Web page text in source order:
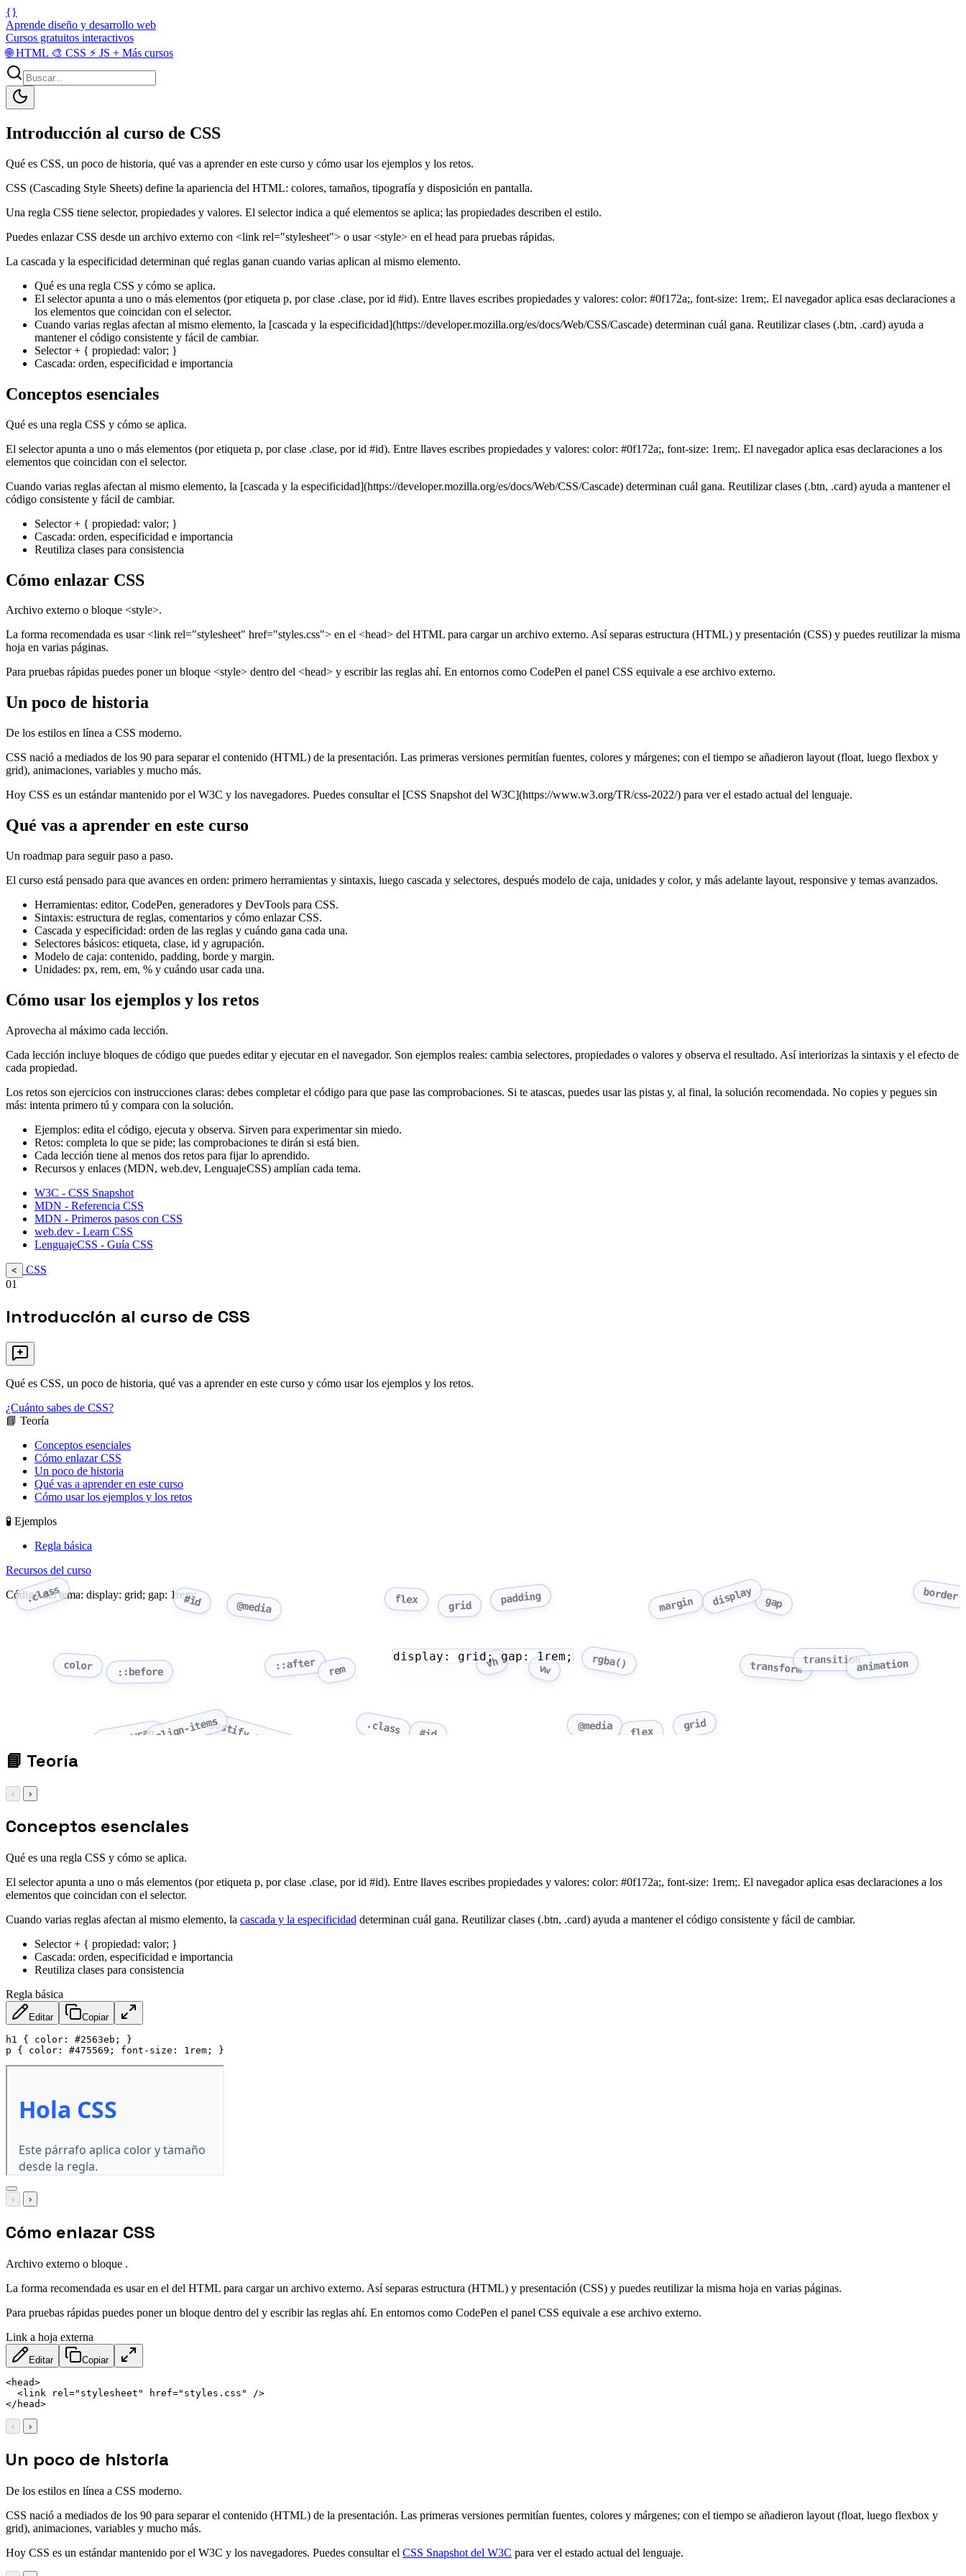
{}
Aprende diseño y desarrollo web
Cursos gratuitos interactivos
🌐HTML 🎨 CSS ⚡ JS + Más cursos
Introducción al curso de CSS
Qué es CSS, un poco de historia, qué vas a aprender en este curso y cómo usar los ejemplos y los retos.
CSS (Cascading Style Sheets) define la apariencia del HTML: colores, tamaños, tipografía y disposición en pantalla.
Una regla CSS tiene selector, propiedades y valores. El selector indica a qué elementos se aplica; las propiedades describen el estilo.
Puedes enlazar CSS desde un archivo externo con <link rel="stylesheet"> o usar <style> en el head para pruebas rápidas.
La cascada y la especificidad determinan qué reglas ganan cuando varias aplican al mismo elemento.
Qué es una regla CSS y cómo se aplica.
El selector apunta a uno o más elementos (por etiqueta p, por clase .clase, por id #id). Entre llaves escribes propiedades y valores: color: #0f172a;, font-size: 1rem;. El navegador aplica esas declaraciones a
los elementos que coincidan con el selector.
Cuando varias reglas afectan al mismo elemento, la [cascada y la especificidad](https://developer.mozilla.org/es/docs/Web/CSS/Cascade) determinan cuál gana. Reutilizar clases (.btn, .card) ayuda a
mantener el código consistente y fácil de cambiar.
Selector + { propiedad: valor; }
Cascada: orden, especificidad e importancia
Conceptos esenciales
Qué es una regla CSS y cómo se aplica.
El selector apunta a uno o más elementos (por etiqueta p, por clase .clase, por id #id). Entre llaves escribes propiedades y valores: color: #0f172a;, font-size: 1rem;. El navegador aplica esas declaraciones a los
elementos que coincidan con el selector.
Cuando varias reglas afectan al mismo elemento, la [cascada y la especificidad](https://developer.mozilla.org/es/docs/Web/CSS/Cascade) determinan cuál gana. Reutilizar clases (.btn, .card) ayuda a mantener el
código consistente y fácil de cambiar.
Selector + { propiedad: valor; }
Cascada: orden, especificidad e importancia
Reutiliza clases para consistencia
Cómo enlazar CSS
Archivo externo o bloque <style>.
La forma recomendada es usar <link rel="stylesheet" href="styles.css"> en el <head> del HTML para cargar un archivo externo. Así separas estructura (HTML) y presentación (CSS) y puedes reutilizar la misma
hoja en varias páginas.
Para pruebas rápidas puedes poner un bloque <style> dentro del <head> y escribir las reglas ahí. En entornos como CodePen el panel CSS equivale a ese archivo externo.
Un poco de historia
De los estilos en línea a CSS moderno.
CSS nació a mediados de los 90 para separar el contenido (HTML) de la presentación. Las primeras versiones permitían fuentes, colores y márgenes; con el tiempo se añadieron layout (float, luego flexbox y
grid), animaciones, variables y mucho más.
Hoy CSS es un estándar mantenido por el W3C y los navegadores. Puedes consultar el [CSS Snapshot del W3C](https://www.w3.org/TR/css-2022/) para ver el estado actual del lenguaje.
Qué vas a aprender en este curso
Un roadmap para seguir paso a paso.
El curso está pensado para que avances en orden: primero herramientas y sintaxis, luego cascada y selectores, después modelo de caja, unidades y color, y más adelante layout, responsive y temas avanzados.
Herramientas: editor, CodePen, generadores y DevTools para CSS.
Sintaxis: estructura de reglas, comentarios y cómo enlazar CSS.
Cascada y especificidad: orden de las reglas y cuándo gana cada una.
Selectores básicos: etiqueta, clase, id y agrupación.
Modelo de caja: contenido, padding, borde y margin.
Unidades: px, rem, em, % y cuándo usar cada una.
Cómo usar los ejemplos y los retos
Aprovecha al máximo cada lección.
Cada lección incluye bloques de código que puedes editar y ejecutar en el navegador. Son ejemplos reales: cambia selectores, propiedades o valores y observa el resultado. Así interiorizas la sintaxis y el efecto de
cada propiedad.
Los retos son ejercicios con instrucciones claras: debes completar el código para que pase las comprobaciones. Si te atascas, puedes usar las pistas y, al final, la solución recomendada. No copies y pegues sin
más: intenta primero tú y compara con la solución.
Ejemplos: edita el código, ejecuta y observa. Sirven para experimentar sin miedo.
Retos: completa lo que se pide; las comprobaciones te dirán si está bien.
Cada lección tiene al menos dos retos para fijar lo aprendido.
Recursos y enlaces (MDN, web.dev, LenguajeCSS) amplían cada tema.
W3C - CSS Snapshot
MDN - Referencia CSS
MDN - Primeros pasos con CSS
web.dev - Learn CSS
LenguajeCSS - Guía CSS
<
CSS
01
Introducción al curso de CSS
Qué es CSS, un poco de historia, qué vas a aprender en este curso y cómo usar los ejemplos y los retos.
¿Cuánto sabes de CSS?
📘 Teoría
Conceptos esenciales
Cómo enlazar CSS
Un poco de historia
Qué vas a aprender en este curso
Cómo usar los ejemplos y los retos
🧪 Ejemplos
Regla básica
Recursos del curso
Código del tema: display: grid; gap: 1rem;
.class #id @media flex grid padding margin display gap border
color ::before
::after rem
vh vw rgba() transformtransitionanimation
flex-wrapalign-itemsjustify-content .class #id
@media flex
grid
display: grid; gap: 1rem;
📘 Teoría
‹ ›
Conceptos esenciales
Qué es una regla CSS y cómo se aplica.
El selector apunta a uno o más elementos (por etiqueta p, por clase .clase, por id #id). Entre llaves escribes propiedades y valores: color: #0f172a;, font-size: 1rem;. El navegador aplica esas declaraciones a los
elementos que coincidan con el selector.
Cuando varias reglas afectan al mismo elemento, la cascada y la especificidad determinan cuál gana. Reutilizar clases (.btn, .card) ayuda a mantener el código consistente y fácil de cambiar.
Selector + { propiedad: valor; }
Cascada: orden, especificidad e importancia
Reutiliza clases para consistencia
Regla básica
Editar Copiar
h1 { color : #2563eb ;
}
p
{ color : #475569 ; font-size : 1rem ; }
‹ ›
Cómo enlazar CSS
Archivo externo o bloque .
La forma recomendada es usar en el del HTML para cargar un archivo externo. Así separas estructura (HTML) y presentación (CSS) y puedes reutilizar la misma hoja en varias páginas.
Para pruebas rápidas puedes poner un bloque dentro del y escribir las reglas ahí. En entornos como CodePen el panel CSS equivale a ese archivo externo.
Link a hoja externa
Editar Copiar
<head>
<link rel=" stylesheet " href=" styles.css "
/>
</ head>
‹ ›
Un poco de historia
De los estilos en línea a CSS moderno.
CSS nació a mediados de los 90 para separar el contenido (HTML) de la presentación. Las primeras versiones permitían fuentes, colores y márgenes; con el tiempo se añadieron layout (float, luego flexbox y
grid), animaciones, variables y mucho más.
Hoy CSS es un estándar mantenido por el W3C y los navegadores. Puedes consultar el CSS Snapshot del W3C para ver el estado actual del lenguaje.